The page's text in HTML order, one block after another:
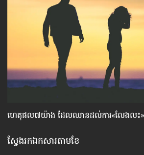
ហេតុផល៧យ៉ាង ដែល​ឈាន​ដល់​ការ«លែងលះ»
ស្វែងរកឯកសារតាមខែ